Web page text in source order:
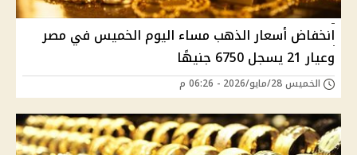
انخفاض أسعار الذهب مساء اليوم الخميس في مصر
وعيار 21 يسجل 6750 جنيهًا
الخميس 28/مايو/2026 - 06:26 م